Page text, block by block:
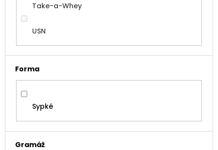
Take-a-Whey
USN
Forma
Sypké
Gramáž